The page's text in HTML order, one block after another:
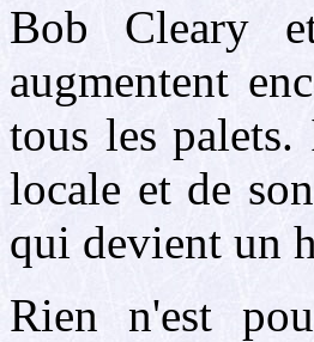
Bob Cleary
augmentent
tous les
locale et de
qui devient un
Rien n'est